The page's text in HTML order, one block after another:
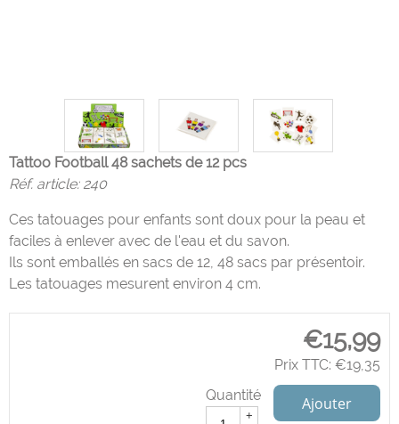
Tattoo Football 48 sachets de 12 pcs
Réf. article: 240
Ces tatouages pour enfants sont doux pour la peau et
faciles à enlever avec de l'eau et du savon.
Ils sont emballés en sacs de 12, 48 sacs par présentoir.
Les tatouages mesurent environ 4 cm.
€15,99
Prix TTC: €19,35
Quantité
+
Ajouter